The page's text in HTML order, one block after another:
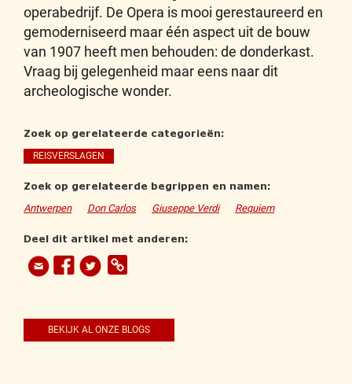
operabedrijf. De Opera is mooi gerestaureerd en
gemoderniseerd maar één aspect uit de bouw
van 1907 heeft men behouden: de donderkast.
Vraag bij gelegenheid maar eens naar dit
archeologische wonder.
Zoek op gerelateerde categorieën:
REISVERSLAGEN
Zoek op gerelateerde begrippen en namen:
Antwerpen Don Carlos Giuseppe Verdi Requiem
Deel dit artikel met anderen:
BEKIJK AL ONZE BLOGS